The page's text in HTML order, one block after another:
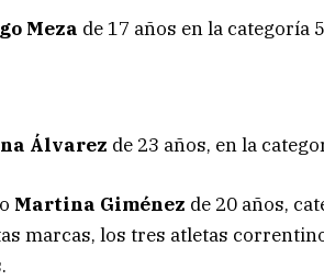
Meza de 17 años en la categoría
Álvarez de 23 años, en la
Martina Giménez de 20 años,
marcas, los tres atletas